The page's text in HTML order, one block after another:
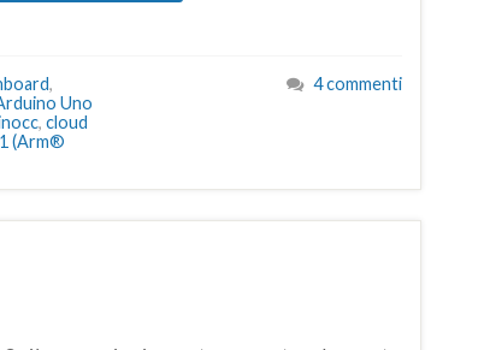
,
Uno
, cloud
(Arm®
4 commenti